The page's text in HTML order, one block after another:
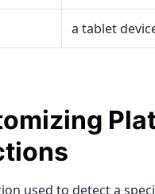
a tablet
used to detect a